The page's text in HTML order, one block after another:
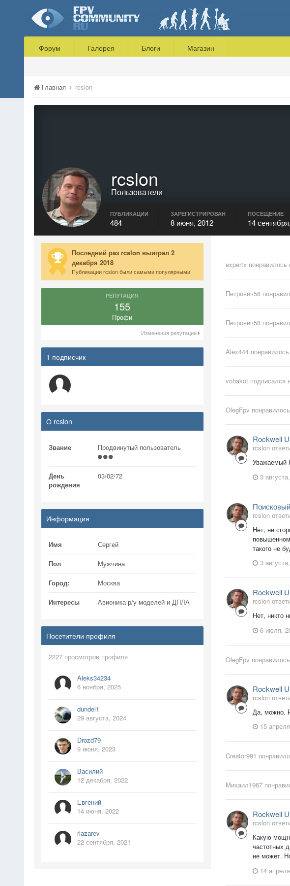
Форум Галерея Блоги Магазин
Главная rcslon
rcslon
Пользователи
ПУБЛИКАЦИИ
484
ЗАРЕГИСТРИРОВАН
8 июня, 2012
ПОСЕЩЕНИЕ
14
Последний раз rcslon выиграл 2
декабря 2018
Публикации rcslon были самыми популярными!
РЕПУТАЦИЯ
155
Профи
Изменения репутации
1 подписчик
О rcslon
Звание Продвинутый пользователь
День
рождения
03/02/72
Информация
Имя Сергей
Пол Мужчина
Город: Москва
Интересы Авионика р/у моделей и ДПЛА
Посетители профиля
2227 просмотров профиля
Aleks34234
6 ноября, 2025
dundel1
29 августа, 2024
Drozd79
9 июня, 2023
Василий
12 декабря, 2022
Евгений
14 июня, 2022
rlazarev
22 сентября, 2021
expertx
Петрович58
Петрович58
Alex444
vohakotподписался
OlegFpv
Rockwell
rcslon
Уважаемый
3
rcslon
Нет, не
такого не
3
Rockwell
rcslon
Нет, никто
6 июля,
OlegFpv
Rockwell
rcslon
Да, можно.
15
Creator991
Михаил1967
Rockwell
rcslon
Какую
частотных
не может.
14